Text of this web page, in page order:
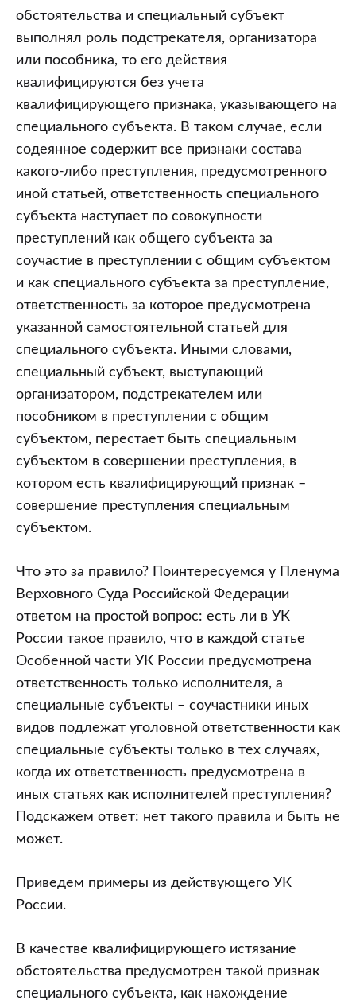
обстоятельства и специальный субъект
выполнял роль подстрекателя, организатора
или пособника, то его действия
квалифицируются без учета
квалифицирующего признака, указывающего на
специального субъекта. В таком случае, если
содеянное содержит все признаки состава
какого-либо преступления, предусмотренного
иной статьей, ответственность специального
субъекта наступает по совокупности
преступлений как общего субъекта за
соучастие в преступлении с общим субъектом
и как специального субъекта за преступление,
ответственность за которое предусмотрена
указанной самостоятельной статьей для
специального субъекта. Иными словами,
специальный субъект, выступающий
организатором, подстрекателем или
пособником в преступлении с общим
субъектом, перестает быть специальным
субъектом в совершении преступления, в
котором есть квалифицирующий признак –
совершение преступления специальным
субъектом.
Что это за правило? Поинтересуемся у Пленума
Верховного Суда Российской Федерации
ответом на простой вопрос: есть ли в УК
России такое правило, что в каждой статье
Особенной части УК России предусмотрена
ответственность только исполнителя, а
специальные субъекты – соучастники иных
видов подлежат уголовной ответственности как
специальные субъекты только в тех случаях,
когда их ответственность предусмотрена в
иных статьях как исполнителей преступления?
Подскажем ответ: нет такого правила и быть не
может.
Приведем примеры из действующего УК
России.
В качестве квалифицирующего истязание
обстоятельства предусмотрен такой признак
специального субъекта, как нахождение